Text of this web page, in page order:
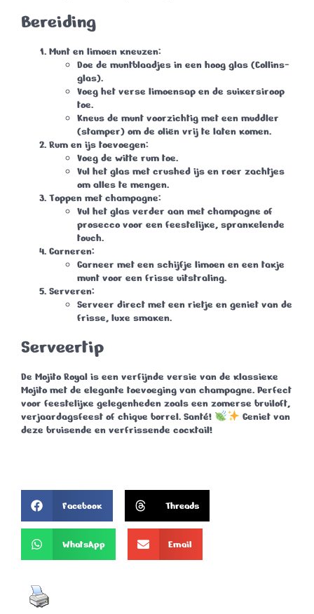
Bereiding
Munt en limoen kneuzen:
Doe de muntblaadjes in een hoog glas (Collins-
glas).
Voeg het verse limoensap en de suikersiroop
toe.
Kneus de munt voorzichtig met een muddler
(stamper) om de oliën vrij te laten komen.
Rum en ijs toevoegen:
Voeg de witte rum toe.
Vul het glas met crushed ijs en roer zachtjes
om alles te mengen.
Toppen met champagne:
Vul het glas verder aan met champagne of
prosecco voor een feestelijke, sprankelende
touch.
Garneren:
Garneer met een schijfje limoen en een takje
munt voor een frisse uitstraling.
Serveren:
Serveer direct met een rietje en geniet van de
frisse, luxe smaken.
Serveertip
De Mojito Royal is een verfijnde versie van de klassieke
Mojito met de elegante toevoeging van champagne. Perfect
voor feestelijke gelegenheden zoals een zomerse bruiloft,
verjaardagsfeest of chique borrel. Santé!
Geniet van
deze bruisende en verfrissende cocktail!
Facebook Threads
WhatsApp Email